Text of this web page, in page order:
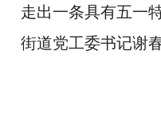
走出一条具有五一
街道党工委书记谢